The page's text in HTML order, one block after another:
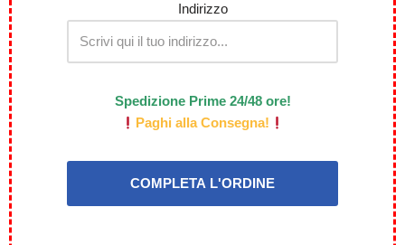
Indirizzo
Spedizione Prime 24/48 ore!
Paghi alla Consegna!